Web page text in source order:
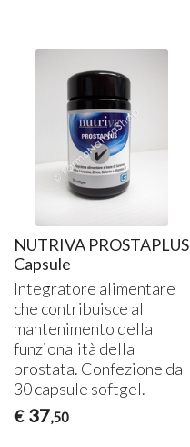
NUTRIVA PROSTAPLUS
Capsule
Integratore alimentare
che contribuisce al
mantenimento della
funzionalità della
prostata. Confezione da
30 capsule softgel.
€ 37,50